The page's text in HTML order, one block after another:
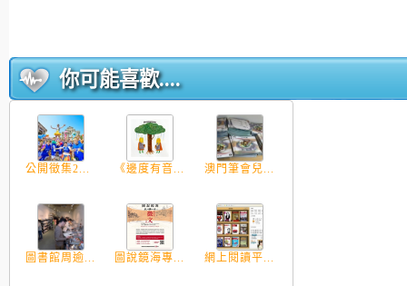
你可能喜歡....
公開徵集2... 《邊度有音... 澳門筆會兒...
圖書館周逾... 圖說鏡海專... 網上閱讀平...